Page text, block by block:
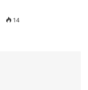
14